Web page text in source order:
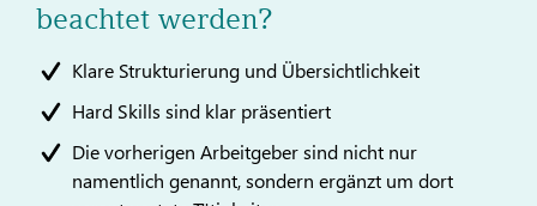
beachtet werden?
Klare Strukturierung und Übersichtlichkeit
Hard Skills sind klar präsentiert
Die vorherigen Arbeitgeber sind nicht nur
namentlich genannt, sondern ergänzt um dort